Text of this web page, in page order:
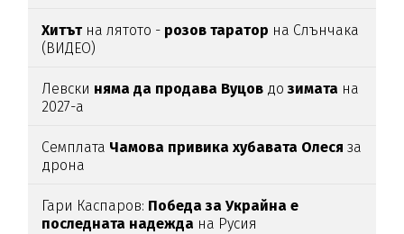
Хитътна лятото - розов таратор на Слънчака
(ВИДЕО)
Левски няма да продава Вуцов дозимата на
2027-а
Семплата Чамова привика хубавата Олеся за
дрона
Гари Каспаров: Победа за Украйна е
последната надежда на Русия